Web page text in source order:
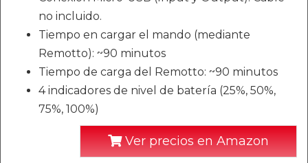
no incluido.
Tiempo en cargar el mando (mediante
Remotto): ~90 minutos
Tiempo de carga del Remotto: ~90 minutos
4 indicadores de nivel de batería (25%, 50%,
75%, 100%)
Ver precios en Amazon